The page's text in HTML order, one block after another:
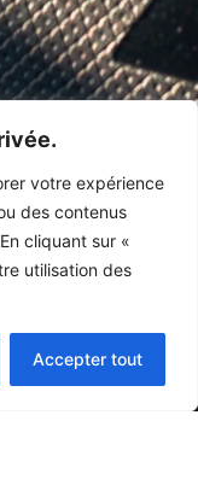
votre expérience
des contenus
cliquant sur «
utilisation des
Accepter tout
DATE